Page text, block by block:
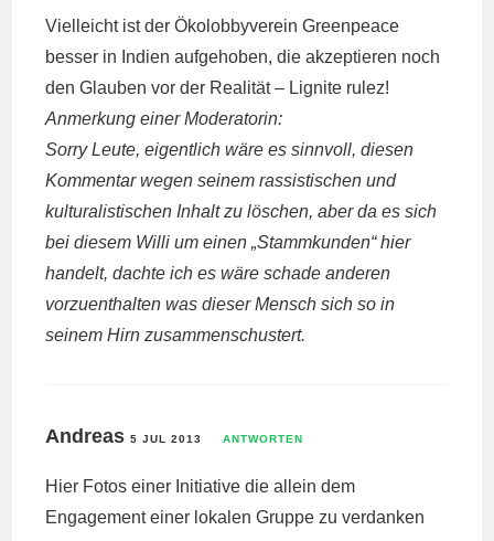
Vielleicht ist der Ökolobbyverein Greenpeace
besser in Indien aufgehoben, die akzeptieren noch
den Glauben vor der Realität – Lignite rulez!
Anmerkung einer Moderatorin:
Sorry Leute, eigentlich wäre es sinnvoll, diesen
Kommentar wegen seinem rassistischen und
kulturalistischen Inhalt zu löschen, aber da es sich
bei diesem Willi um einen „Stammkunden“ hier
handelt, dachte ich es wäre schade anderen
vorzuenthalten was dieser Mensch sich so in
seinem Hirn zusammenschustert.
Andreas5 JUL 2013 ANTWORTEN
Hier Fotos einer Initiative die allein dem
Engagement einer lokalen Gruppe zu verdanken